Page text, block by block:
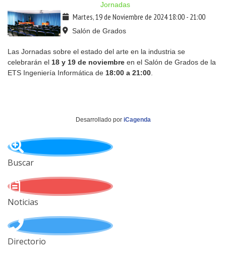
Jornadas
Martes, 19 de Noviembre de 202418:00- 21:00
Salón de Grados
Las Jornadas sobre el estado del arte en la industria se
celebrarán el 18 y 19 de noviembre en el Salón de Grados de la
ETS Ingeniería Informática de 18:00 a 21:00.
Desarrollado por iCagenda
Buscar
Noticias
Directorio